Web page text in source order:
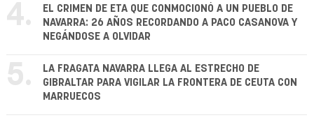
4.
EL CRIMEN DE ETA QUE CONMOCIONÓ A UN PUEBLO DE
NAVARRA: 26 AÑOS RECORDANDO A PACO CASANOVA Y
NEGÁNDOSE A OLVIDAR
5.
LA FRAGATA NAVARRA LLEGA AL ESTRECHO DE
GIBRALTAR PARA VIGILAR LA FRONTERA DE CEUTA CON
MARRUECOS